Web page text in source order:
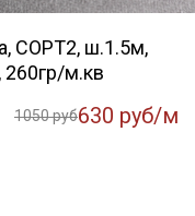
СОРТ2, ш.1.5м,
260гр/м.кв
1050 руб630 руб/м